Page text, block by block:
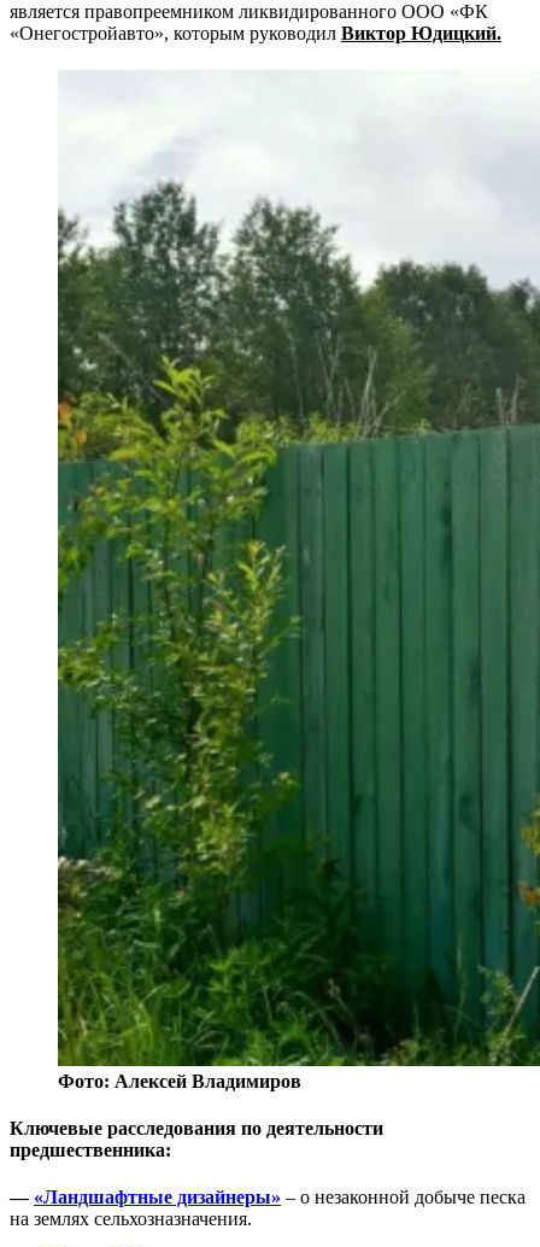
является правопреемником ликвидированного ООО «ФК
«Онегостройавто», которым руководил Виктор Юдицкий.
Фото: Алексей Владимиров
Ключевые расследования по деятельности
предшественника:
— «Ландшафтные дизайнеры» – о незаконной добыче песка
на землях сельхозназначения.